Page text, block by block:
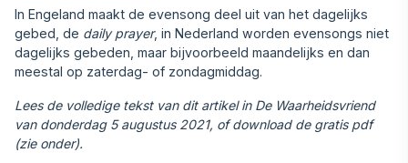
In Engeland maakt de evensong deel uit van het dagelijks
gebed, de daily prayer, in Nederland worden evensongs niet
dagelijks gebeden, maar bijvoorbeeld maandelijks en dan
meestal op zaterdag- of zondagmiddag.
Lees de volledige tekst van dit artikelin De Waarheidsvriend
van donderdag 5 augustus 2021, of download de gratis pdf
(zie onder).